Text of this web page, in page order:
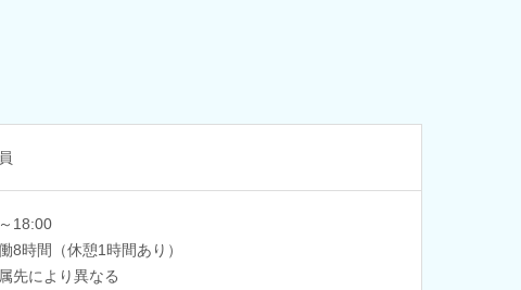
18:00
8時間（休憩1時間あり）
先により異なる